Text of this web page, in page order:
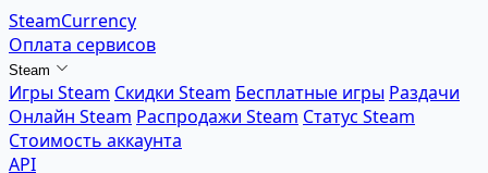
SteamCurrency
Оплата сервисов
Steam
Игры Steam Скидки Steam Бесплатные игры Раздачи
Онлайн Steam Распродажи Steam Статус Steam
Стоимость аккаунта
API